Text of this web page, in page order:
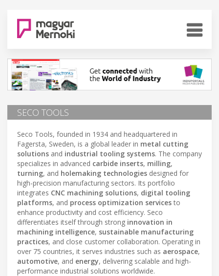
SECO TOOLS
Seco Tools, founded in 1934 and headquartered in
Fagersta, Sweden, is a global leader in metal cutting
solutions and industrial tooling systems. The company
specializes in advanced carbide inserts, milling,
turning, and holemaking technologies designed for
high-precision manufacturing sectors. Its portfolio
integrates CNC machining solutions, digital tooling
platforms, and process optimization servicesto
enhance productivity and cost efficiency. Seco
differentiates itself through strong innovation in
machining intelligence, sustainable manufacturing
practices, and close customer collaboration. Operating in
over 75 countries, it serves industries such as aerospace,
automotive, and energy, delivering scalable and high-
performance industrial solutions worldwide.